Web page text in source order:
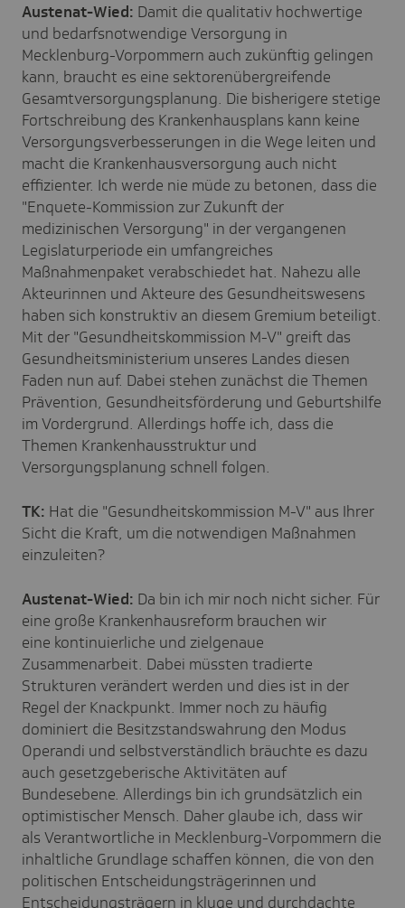
Austenat-Wied: Damit die qualitativ hochwertige
und bedarfsnotwendige Versorgung in
Mecklenburg-Vorpommern auch zukünftig gelingen
kann, braucht es eine sektorenübergreifende
Gesamtversorgungsplanung. Die bisherigere stetige
Fortschreibung des Krankenhausplans kann keine
Versorgungsverbesserungen in die Wege leiten und
macht die Krankenhausversorgung auch nicht
effizienter. Ich werde nie müde zu betonen, dass die
"Enquete-Kommission zur Zukunft der
medizinischen Versorgung" in der vergangenen
Legislaturperiode ein umfangreiches
Maßnahmenpaket verabschiedet hat. Nahezu alle
Akteurinnen und Akteure des Gesundheitswesens
haben sich konstruktiv an diesem Gremium beteiligt.
Mit der "Gesundheitskommission M-V" greift das
Gesundheitsministerium unseres Landes diesen
Faden nun auf. Dabei stehen zunächst die Themen
Prävention, Gesundheitsförderung und Geburtshilfe
im Vordergrund. Allerdings hoffe ich, dass die
Themen Krankenhausstruktur und
Versorgungsplanung schnell folgen.
TK: Hat die "Gesundheitskommission M-V" aus Ihrer
Sicht die Kraft, um die notwendigen Maßnahmen
einzuleiten?
Austenat-Wied: Da bin ich mir noch nicht sicher. Für
eine große Krankenhausreform brauchen wir
eine kontinuierliche und zielgenaue
Zusammenarbeit. Dabei müssten tradierte
Strukturen verändert werden und dies ist in der
Regel der Knackpunkt. Immer noch zu häufig
dominiert die Besitzstandswahrung den Modus
Operandi und selbstverständlich bräuchte es dazu
auch gesetzgeberische Aktivitäten auf
Bundesebene. Allerdings bin ich grundsätzlich ein
optimistischer Mensch. Daher glaube ich, dass wir
als Verantwortliche in Mecklenburg-Vorpommern die
inhaltliche Grundlage schaffen können, die von den
politischen Entscheidungsträgerinnen und
Entscheidungsträgern in kluge und durchdachte